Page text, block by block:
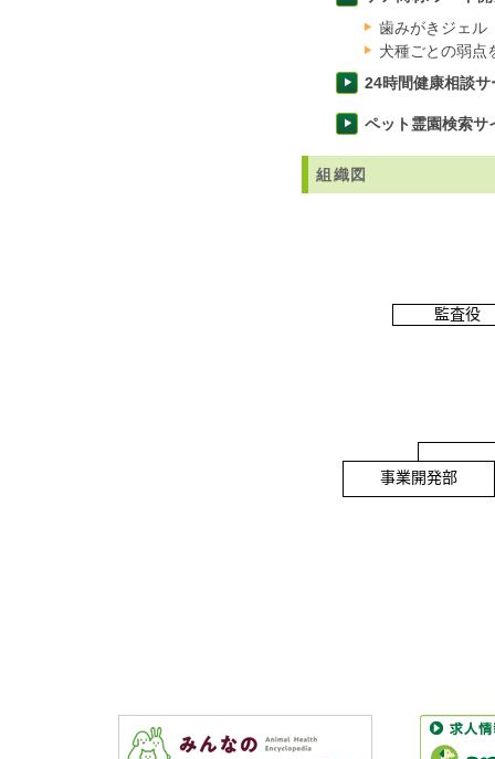
歯みがきジェル
犬種ごとの弱点
24時間健康相談サ
ペット霊園検索サ
組織図